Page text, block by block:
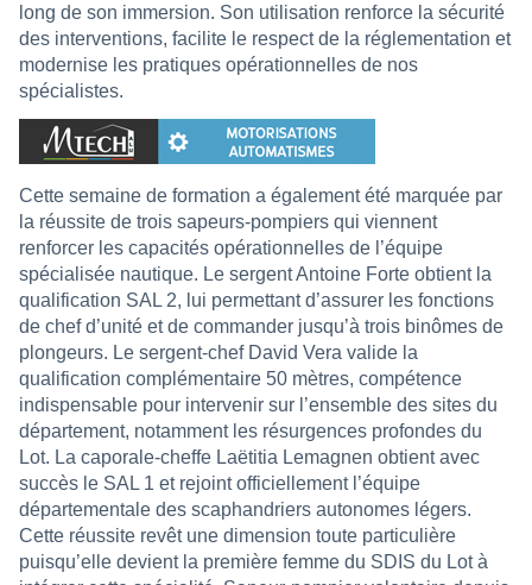
long de son immersion. Son utilisation renforce la sécurité
des interventions, facilite le respect de la réglementation et
modernise les pratiques opérationnelles de nos
spécialistes.
Cette semaine de formation a également été marquée par
la réussite de trois sapeurs-pompiers qui viennent
renforcer les capacités opérationnelles de l’équipe
spécialisée nautique. Le sergent Antoine Forte obtient la
qualification SAL 2, lui permettant d’assurer les fonctions
de chef d’unité et de commander jusqu’à trois binômes de
plongeurs. Le sergent-chef David Vera valide la
qualification complémentaire 50 mètres, compétence
indispensable pour intervenir sur l’ensemble des sites du
département, notamment les résurgences profondes du
Lot. La caporale-cheffe Laëtitia Lemagnen obtient avec
succès le SAL 1 et rejoint officiellement l’équipe
départementale des scaphandriers autonomes légers.
Cette réussite revêt une dimension toute particulière
puisqu’elle devient la première femme du SDIS du Lot à